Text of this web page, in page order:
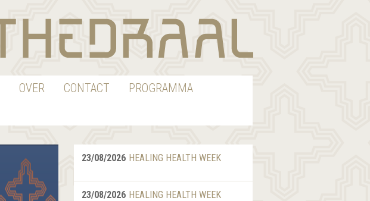
OVER CONTACT
PROGRAMMA
23/08/2026 HEALING HEALTH WEEK
23/08/2026 HEALING HEALTH WEEK